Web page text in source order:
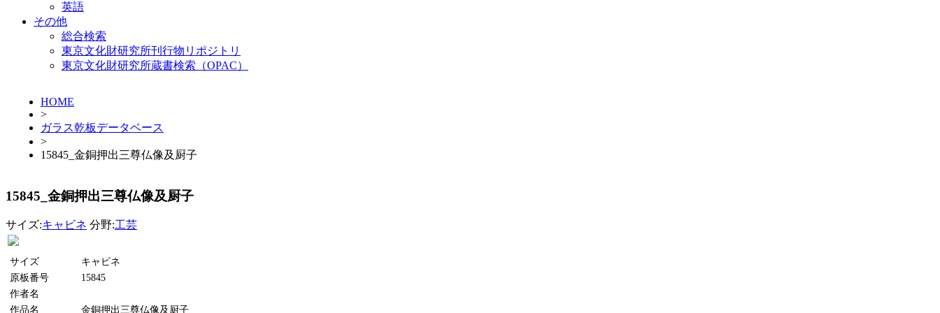
英語
その他
総合検索
東京文化財研究所刊行物リポジトリ
東京文化財研究所蔵書検索（OPAC）
HOME
>
ガラス乾板データベース
>
15845_金銅押出三尊仏像及厨子
15845_金銅押出三尊仏像及厨子
サイズ:キャビネ 分野:工芸
サイズ
キャビネ
原板番号
15845
作者名
作品名
金銅押出三尊仏像及厨子